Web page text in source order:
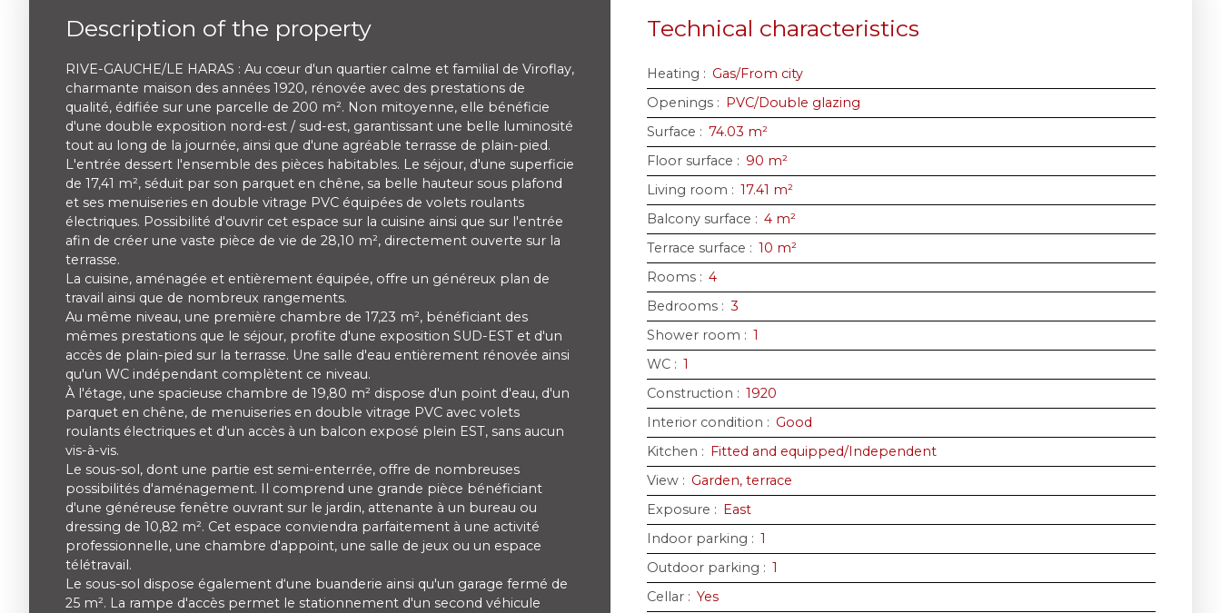
Description of the property
RIVE-GAUCHE/LE HARAS : Au cœur d'un quartier calme et familial de Viroflay,
charmante maison des années 1920, rénovée avec des prestations de
qualité, édifiée sur une parcelle de 200 m². Non mitoyenne, elle bénéficie
d'une double exposition nord-est / sud-est, garantissant une belle luminosité
tout au long de la journée, ainsi que d'une agréable terrasse de plain-pied.
L'entrée dessert l'ensemble des pièces habitables. Le séjour, d'une superficie
de 17,41 m², séduit par son parquet en chêne, sa belle hauteur sous plafond
et ses menuiseries en double vitrage PVC équipées de volets roulants
électriques. Possibilité d'ouvrir cet espace sur la cuisine ainsi que sur l'entrée
afin de créer une vaste pièce de vie de 28,10 m², directement ouverte sur la
terrasse.
La cuisine, aménagée et entièrement équipée, offre un généreux plan de
travail ainsi que de nombreux rangements.
Au même niveau, une première chambre de 17,23 m², bénéficiant des
mêmes prestations que le séjour, profite d'une exposition SUD-EST et d'un
accès de plain-pied sur la terrasse. Une salle d'eau entièrement rénovée ainsi
qu'un WC indépendant complètent ce niveau.
À l'étage, une spacieuse chambre de 19,80 m² dispose d'un point d'eau, d'un
parquet en chêne, de menuiseries en double vitrage PVC avec volets
roulants électriques et d'un accès à un balcon exposé plein EST, sans aucun
vis-à-vis.
Le sous-sol, dont une partie est semi-enterrée, offre de nombreuses
possibilités d'aménagement. Il comprend une grande pièce bénéficiant
d'une généreuse fenêtre ouvrant sur le jardin, attenante à un bureau ou
dressing de 10,82 m². Cet espace conviendra parfaitement à une activité
professionnelle, une chambre d'appoint, une salle de jeux ou un espace
télétravail.
Le sous-sol dispose également d‘une buanderie ainsi qu'un garage fermé de
25 m². La rampe d'accès permet le stationnement d'un second véhicule
Technical characteristics
Heating : Gas/From city
Openings : PVC/Double glazing
Surface : 74.03 m²
Floor surface : 90 m²
Living room : 17.41 m²
Balcony surface : 4 m²
Terrace surface : 10 m²
Rooms : 4
Bedrooms : 3
Shower room : 1
WC : 1
Construction : 1920
Interior condition : Good
Kitchen : Fitted and equipped/Independent
View : Garden, terrace
Exposure : East
Indoor parking : 1
Outdoor parking : 1
Cellar : Yes